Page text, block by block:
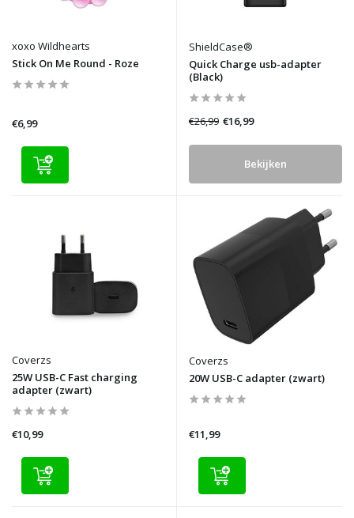
xoxo Wildhearts
Stick On Me Round - Roze
€6,99
ShieldCase®
Quick Charge usb-adapter
(Black)
€26,99 €16,99
Bekijken
Coverzs
25W USB-C Fast charging
adapter (zwart)
€10,99
Coverzs
20W USB-C adapter (zwart)
€11,99